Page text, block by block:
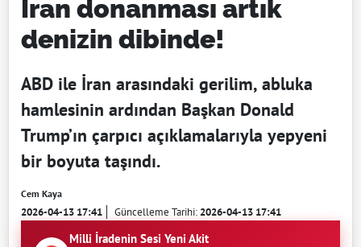
İran donanması artık
denizin dibinde!
ABD ile İran arasındaki gerilim, abluka
hamlesinin ardından Başkan Donald
Trump’ın çarpıcı açıklamalarıyla yepyeni
bir boyuta taşındı.
Cem Kaya
2026-04-13 17:41 Güncelleme Tarihi:2026-04-13 17:41
Milli İradenin Sesi Yeni Akit